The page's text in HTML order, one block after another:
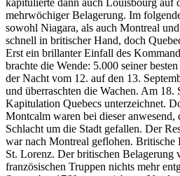
kapitulierte dann auch Louisbourg auf
mehrwöchiger Belagerung. Im
sowohl Niagara, als auch Montreal
schnell in britischer Hand, doch
Erst ein brillanter Einfall des
brachte die Wende: 5.000 seiner
der Nacht vom 12. auf den 13.
und überraschten die Wachen. Am 18.
Kapitulation Quebecs unterzeichnet.
Montcalm waren bei dieser anwesend,
Schlacht um die Stadt gefallen. Der
war nach Montreal geflohen. Britische
St. Lorenz. Der britischen Belagerung
französischen Truppen nichts mehr